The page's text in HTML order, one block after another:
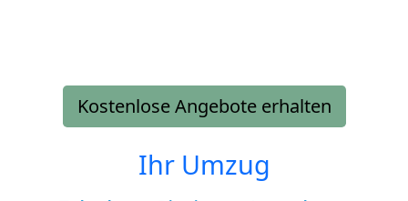
Kostenlose Angebote erhalten
Ihr Umzug